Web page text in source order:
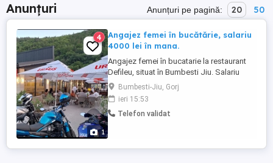
Anunțuri Anunțuri pe pagină: 20 50
1
4
Angajez femei în bucătărie, salariu
4000 lei în mana.
Angajez femei în bucatarie la restaurant
Defileu, situat în Bumbesti Jiu. Salariu
atractiv și condiții avantajoase de munca.
Detalii la telefon.
Bumbesti-Jiu, Gorj
ieri 15:53
Telefon validat